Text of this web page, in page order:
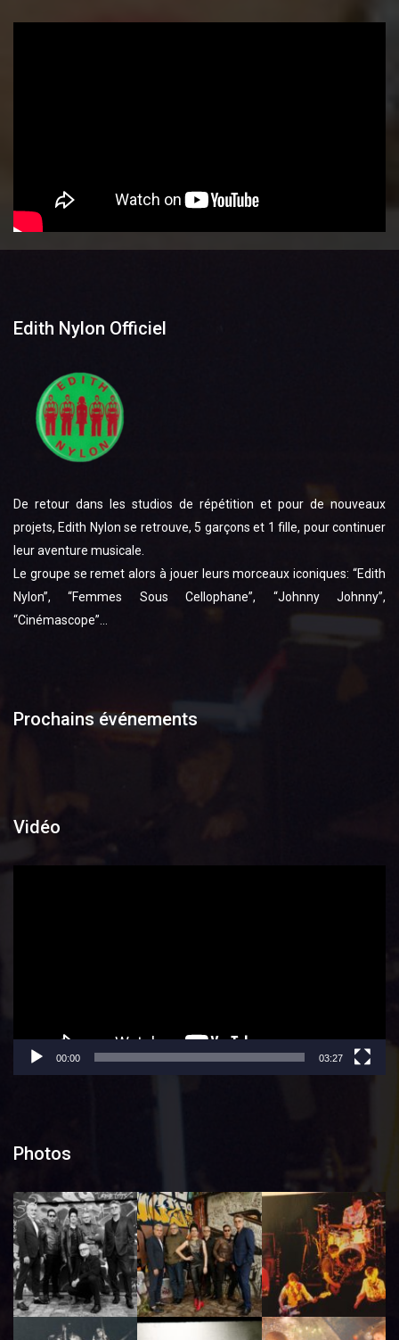
Edith Nylon Officiel
De retour dans les studios de répétition et pour de nouveaux
projets, Edith Nylon se retrouve, 5 garçons et 1 fille, pour continuer
leur aventure musicale.
Le groupe se remet alors à jouer leurs morceaux iconiques: “Edith
Nylon”, “Femmes Sous Cellophane”, “Johnny Johnny”,
“Cinémascope”…
Prochains événements
Vidéo
00:00 03:27
Photos